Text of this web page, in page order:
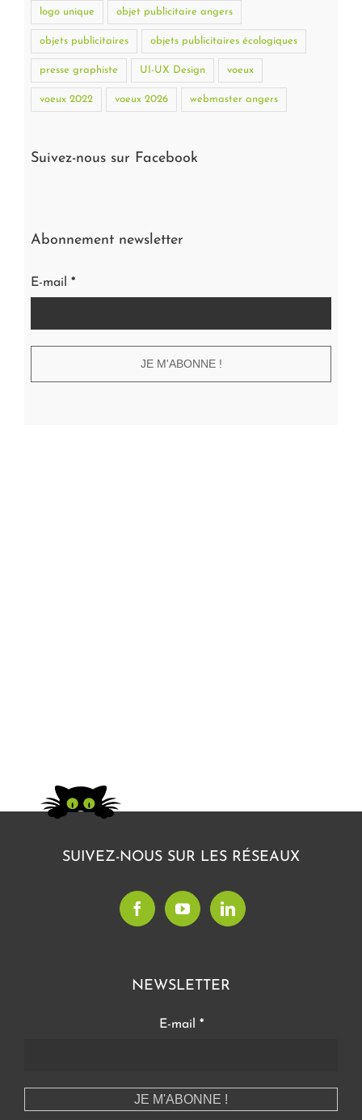
logo unique objet publicitaire angers
objets publicitaires objets publicitaires écologiques
presse graphiste UI-UX Design voeux
voeux 2022 voeux 2026 webmaster angers
Suivez-nous sur Facebook
Abonnement newsletter
E-mail *
SUIVEZ-NOUS SUR LES RÉSEAUX
NEWSLETTER
E-mail *